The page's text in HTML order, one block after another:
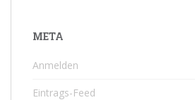
META
Anmelden
Eintrags-Feed